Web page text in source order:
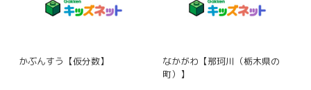
かぶんすう【仮分数】
なかがわ【那珂川（栃木県の
町）】